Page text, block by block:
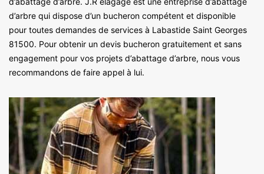
d’arbre qui dispose d’un bucheron compétent et disponible
pour toutes demandes de services à Labastide Saint Georges
81500. Pour obtenir un devis bucheron gratuitement et sans
engagement pour vos projets d’abattage d’arbre, nous vous
recommandons de faire appel à lui.